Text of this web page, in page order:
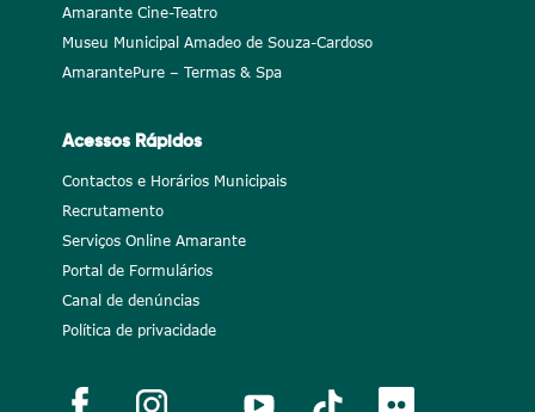
Amarante Cine-Teatro
Museu Municipal Amadeo de Souza-Cardoso
AmarantePure – Termas & Spa
Acessos Rápidos
Contactos e Horários Municipais
Recrutamento
Serviços Online Amarante
Portal de Formulários
Canal de denúncias
Política de privacidade